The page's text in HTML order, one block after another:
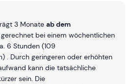
3 Monate ab dem
gerechnet bei einem wöchentlichen
6 Stunden (109
. Durch geringeren oder erhöhten
kann die tatsächliche
sein. Die